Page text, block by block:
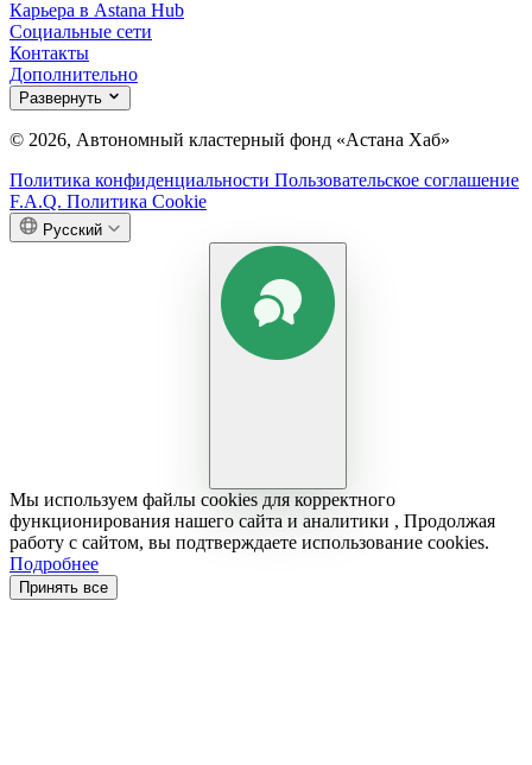
Карьера в Astana Hub
Социальные сети
Контакты
Дополнительно
Развернуть
© 2026, Автономный кластерный фонд «Астана Хаб»
Политика конфиденциальности Пользовательское соглашение
F.A.Q. Политика Cookie
Русский
Мы используем файлы cookies для корректного
функционирования нашего сайта и аналитики , Продолжая
работу с сайтом, вы подтверждаете использование cookies.
Подробнее
Принять все